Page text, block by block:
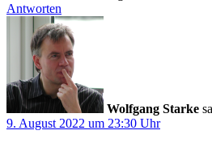
Antworten
Wolfgang Starke
9. August 2022 um 23:30 Uhr